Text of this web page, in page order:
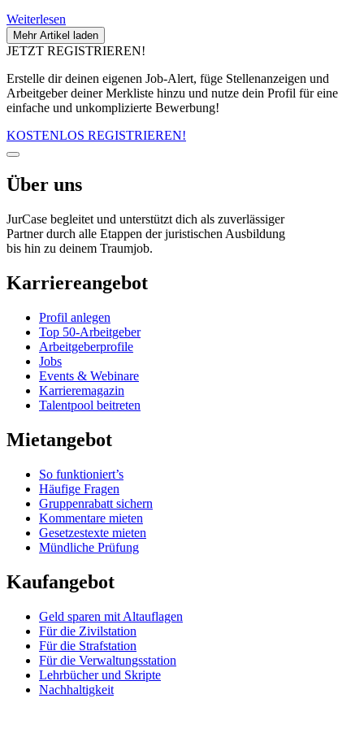
Weiterlesen
Mehr Artikel laden
JETZT REGISTRIEREN!
Erstelle dir deinen eigenen Job-Alert, füge Stellenanzeigen und
Arbeitgeber deiner Merkliste hinzu und nutze dein Profil für eine
einfache und unkomplizierte Bewerbung!
KOSTENLOS REGISTRIEREN!
Über uns
JurCase begleitet und unterstützt dich als zuverlässiger
Partner durch alle Etappen der juristischen Ausbildung
bis hin zu deinem Traumjob.
Karriereangebot
Profil anlegen
Top 50-Arbeitgeber
Arbeitgeberprofile
Jobs
Events & Webinare
Karrieremagazin
Talentpool beitreten
Mietangebot
So funktioniert’s
Häufige Fragen
Gruppenrabatt sichern
Kommentare mieten
Gesetzestexte mieten
Mündliche Prüfung
Kaufangebot
Geld sparen mit Altauflagen
Für die Zivilstation
Für die Strafstation
Für die Verwaltungsstation
Lehrbücher und Skripte
Nachhaltigkeit